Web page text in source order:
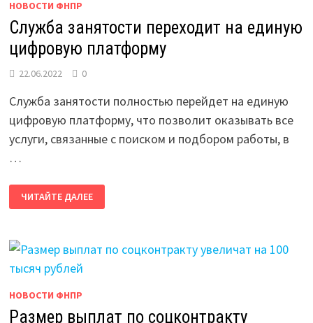
НОВОСТИ ФНПР
Служба занятости переходит на единую
цифровую платформу
22.06.2022 0
Служба занятости полностью перейдет на единую
цифровую платформу, что позволит оказывать все
услуги, связанные с поиском и подбором работы, в
…
СЛУЖБА
ЗАНЯТОСТИ
ПЕРЕХОДИТ
ПЛАТФОРМУ
ЧИТАЙТЕ ДАЛЕЕ
НОВОСТИ ФНПР
Размер выплат по соцконтракту